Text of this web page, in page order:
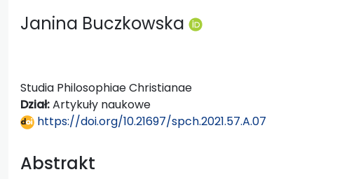
Janina Buczkowska
Studia Philosophiae Christianae
Dział:Artykuły naukowe
https://doi.org/10.21697/spch.2021.57.A.07
Abstrakt